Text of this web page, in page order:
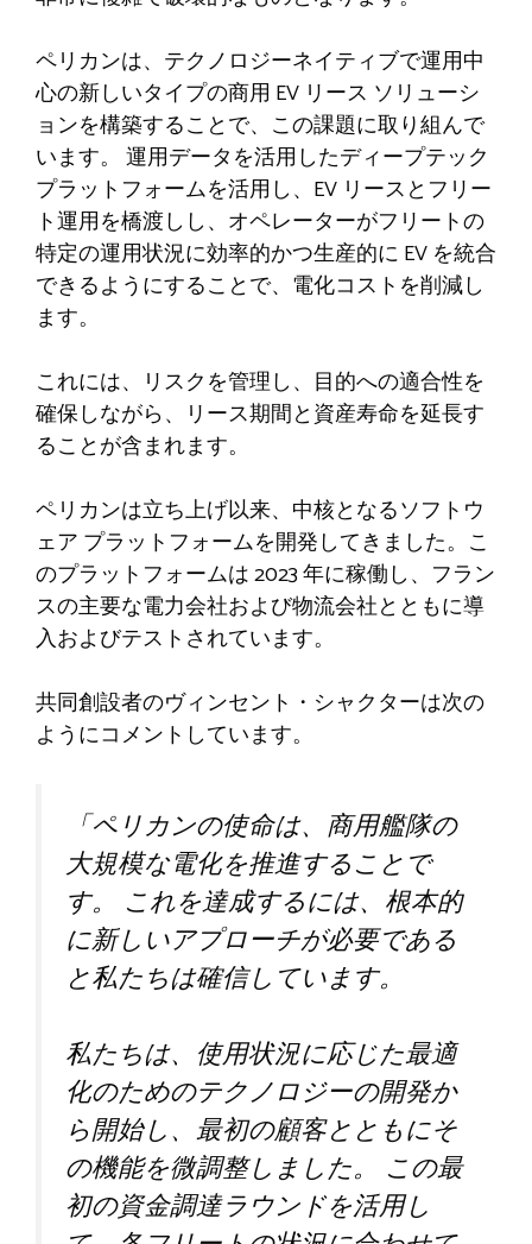
ペリカンは、テクノロジーネイティブで運用中
心の新しいタイプの商用 EV リース ソリューシ
ョンを構築することで、この課題に取り組んで
います。 運用データを活用したディープテック
プラットフォームを活用し、EV リースとフリー
ト運用を橋渡しし、オペレーターがフリートの
特定の運用状況に効率的かつ生産的に EV を統合
できるようにすることで、電化コストを削減し
ます。
これには、リスクを管理し、目的への適合性を
確保しながら、リース期間と資産寿命を延長す
ることが含まれます。
ペリカンは立ち上げ以来、中核となるソフトウ
ェア プラットフォームを開発してきました。こ
のプラットフォームは 2023 年に稼働し、フラン
スの主要な電力会社および物流会社とともに導
入およびテストされています。
共同創設者のヴィンセント・シャクターは次の
ようにコメントしています。
「ペリカンの使命は、商用艦隊の
大規模な電化を推進することで
す。 これを達成するには、根本的
に新しいアプローチが必要である
と私たちは確信しています。
私たちは、使用状況に応じた最適
化のためのテクノロジーの開発か
ら開始し、最初の顧客とともにそ
の機能を微調整しました。 この最
初の資金調達ラウンドを活用し